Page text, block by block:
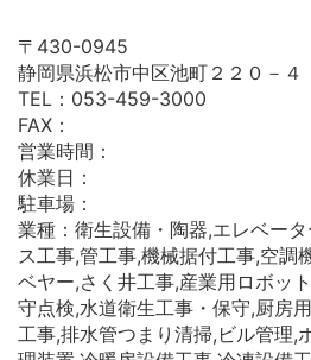
〒430-0945
静岡県浜松市中区池町２２０－４
TEL：053-459-3000
FAX：
営業時間：
休業日：
駐車場：
業種：衛生設備・陶器,エレベー
ス工事,管工事,機械据付工事,空調
ベヤー,さく井工事,産業用ロボッ
守点検,水道衛生工事・保守,厨房
工事,排水管つまり清掃,ビル管理,